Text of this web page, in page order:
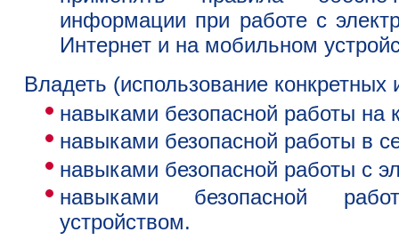
информации при работе с
Интернет и на мобильном
Владеть (использование конкретных
навыками безопасной работы на
навыками безопасной работы в
навыками безопасной работы с
навыками безопасной
устройством.